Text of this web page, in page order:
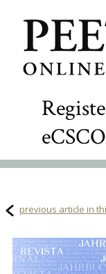
eCSCO
previous article in